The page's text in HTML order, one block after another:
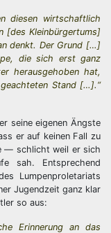
diesen wirtschaftlich
[des Kleinbürgertums]
denkt. Der Grund […]
die sich erst ganz
herausgehoben hat,
Stand […].“
seine eigenen Ängste
er auf keinen Fall zu
— schlicht weil er sich
sah. Entsprechend
Lumpenproletariats
Jugendzeit ganz klar
so aus:
Erinnerung an das